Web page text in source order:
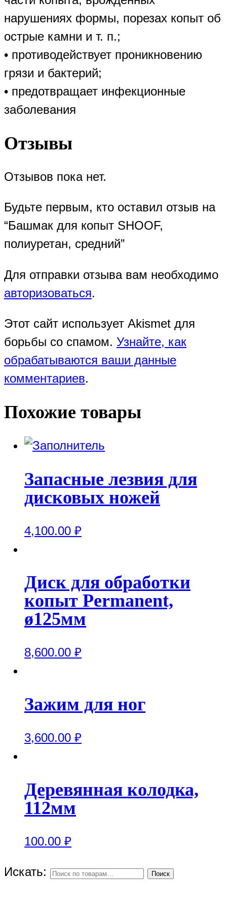
нарушениях формы, порезах копыт об
острые камни и т. п.;
• противодействует проникновению
грязи и бактерий;
• предотвращает инфекционные
заболевания
Отзывы
Отзывов пока нет.
Будьте первым, кто оставил отзыв на
“Башмак для копыт SHOOF,
полиуретан, средний”
Для отправки отзыва вам необходимо
авторизоваться.
Этот сайт использует Akismet для
борьбы со спамом. Узнайте, как
обрабатываются ваши данные
комментариев.
Похожие товары
Запасные лезвия для
дисковых ножей
4,100.00 ₽
Диск для обработки
копыт Permanent,
ø125мм
8,600.00 ₽
Зажим для ног
3,600.00 ₽
Деревянная колодка,
112мм
100.00 ₽
Искать: Поиск